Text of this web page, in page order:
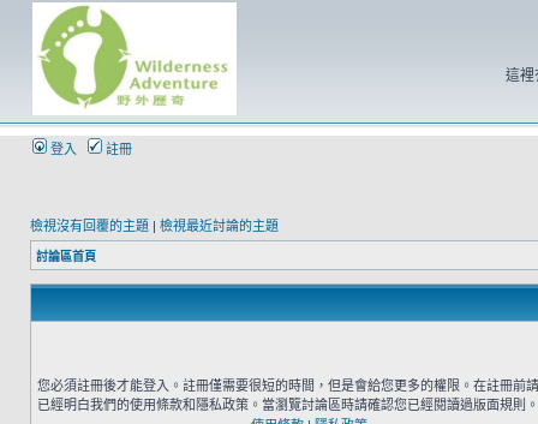
這裡
登入 註冊
檢視沒有回覆的主題 | 檢視最近討論的主題
討論區首頁
您必須註冊後才能登入。註冊僅需要很短的時間，但是會給您更多的權限。在註冊前
已經明白我們的使用條款和隱私政策。當瀏覽討論區時請確認您已經閱讀過版面規則。